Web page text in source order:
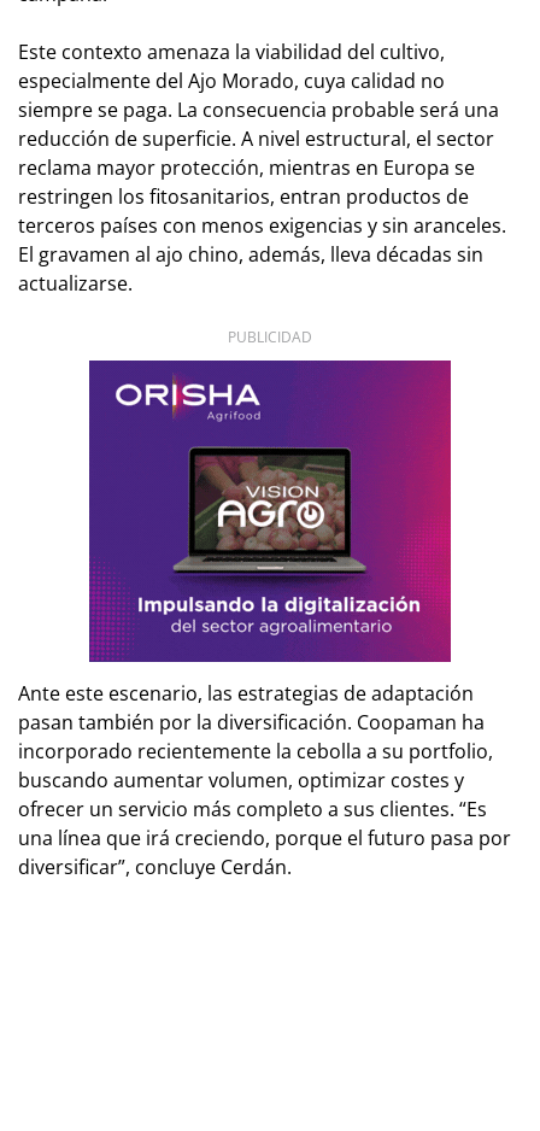
Este contexto amenaza la viabilidad del cultivo,
especialmente del Ajo Morado, cuya calidad no
siempre se paga. La consecuencia probable será una
reducción de superficie. A nivel estructural, el sector
reclama mayor protección, mientras en Europa se
restringen los fitosanitarios, entran productos de
terceros países con menos exigencias y sin aranceles.
El gravamen al ajo chino, además, lleva décadas sin
actualizarse.
PUBLICIDAD
Ante este escenario, las estrategias de adaptación
pasan también por la diversificación. Coopaman ha
incorporado recientemente la cebolla a su portfolio,
buscando aumentar volumen, optimizar costes y
ofrecer un servicio más completo a sus clientes. “Es
una línea que irá creciendo, porque el futuro pasa por
diversificar”, concluye Cerdán.